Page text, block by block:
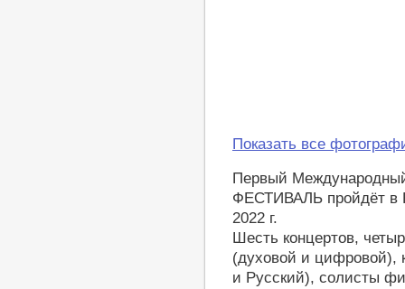
Показать все
Первый
ФЕСТИВАЛЬ пройдёт в
2022 г.
Шесть концертов,
(духовой и цифровой),
и Русский), солисты